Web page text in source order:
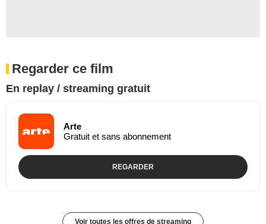
Regarder ce film
En replay / streaming gratuit
Arte
Gratuit et sans abonnement
REGARDER
Voir toutes les offres de streaming